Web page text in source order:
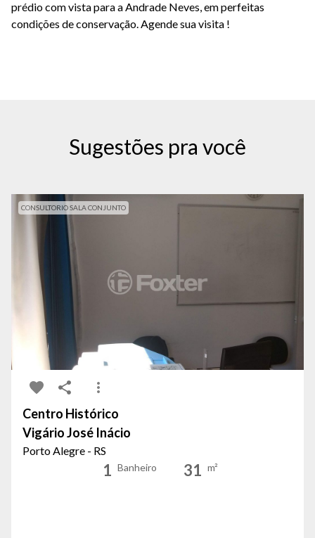
prédio com vista para a Andrade Neves, em perfeitas
condições de conservação. Agende sua visita !
Sugestões pra você
CONSULTORIO SALA CONJUNTO
Centro Histórico
Vigário José Inácio
Porto Alegre - RS
1 Banheiro 31 m²